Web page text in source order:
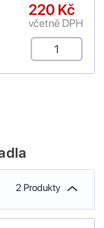
220 Kč
včetně DPH
2 Produkty